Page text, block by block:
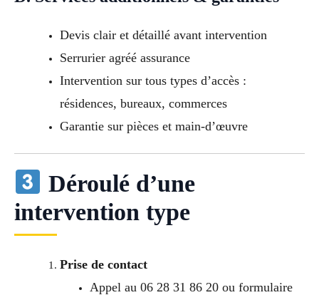
Devis clair et détaillé avant intervention
Serrurier agréé assurance
Intervention sur tous types d’accès :
résidences, bureaux, commerces
Garantie sur pièces et main-d’œuvre
Déroulé d’une
intervention type
Prise de contact
Appel au 06 28 31 86 20 ou formulaire